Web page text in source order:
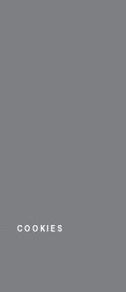
COOKIES